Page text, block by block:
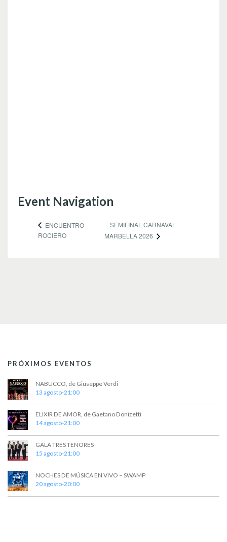
Event Navigation
ENCUENTRO
ROCIERO
SEMIFINAL CARNAVAL
MARBELLA 2026
PRÓXIMOS EVENTOS
NABUCCO, de Giuseppe Verdi
13 agosto-21:00
ELIXIR DE AMOR, de Gaetano Donizetti
14 agosto-21:00
GALA TRES TENORES
15 agosto-21:00
NOCHES DE MÚSICA EN VIVO – SWAMP
20 agosto-20:00